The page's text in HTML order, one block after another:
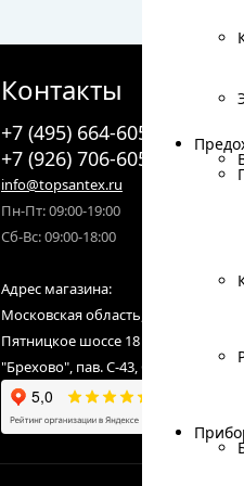
Контакты
+7 (495) 664-6055
+7 (926) 706-6055
info@topsantex.ru
Пн-Пт: 09:00-19:00
Сб-Вс: 09:00-18:00
Адрес магазина:
Московская область, городской
Пятницкое шоссе 18 км от
"Брехово", пав. С-43, С-07